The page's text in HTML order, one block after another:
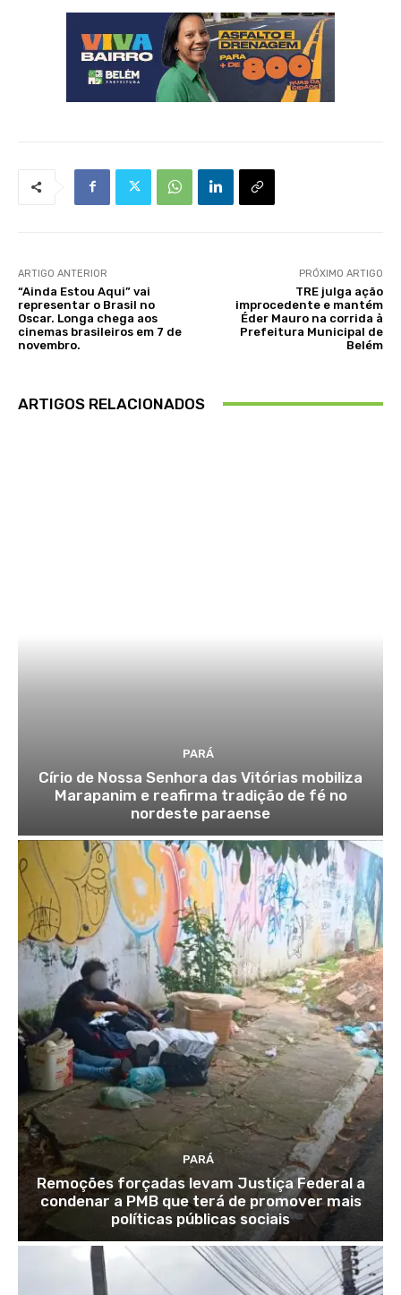
ARTIGO ANTERIOR
“Ainda Estou Aqui” vai
representar o Brasil no
Oscar. Longa chega aos
cinemas brasileiros em 7 de
novembro.
PRÓXIMO ARTIGO
TRE julga ação
improcedente e mantém
Éder Mauro na corrida à
Prefeitura Municipal de
Belém
ARTIGOS RELACIONADOS
PARÁ
Círio de Nossa Senhora das Vitórias mobiliza
Marapanim e reafirma tradição de fé no
nordeste paraense
PARÁ
Remoções forçadas levam Justiça Federal a
condenar a PMB que terá de promover mais
políticas públicas sociais